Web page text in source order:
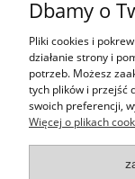
Dbamy o
Pliki cookies i
działanie strony i
potrzeb. Możesz
tych plików i przejść
swoich preferencji,
Więcej o plikach